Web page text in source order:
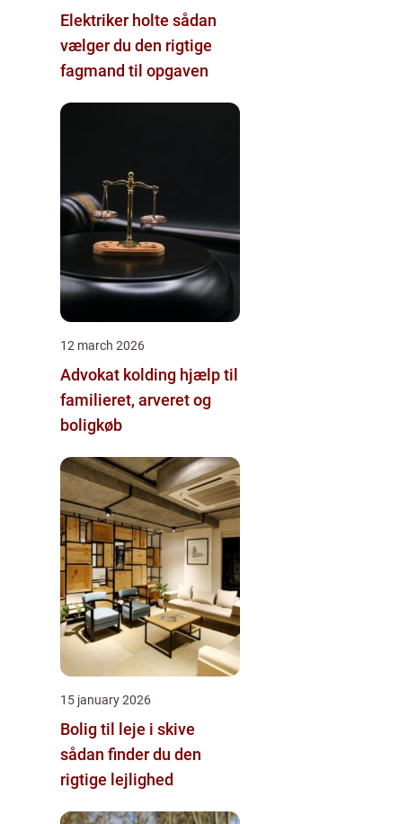
Elektriker holte sådan
vælger du den rigtige
fagmand til opgaven
12 march 2026
Advokat kolding hjælp til
familieret, arveret og
boligkøb
15 january 2026
Bolig til leje i skive
sådan finder du den
rigtige lejlighed